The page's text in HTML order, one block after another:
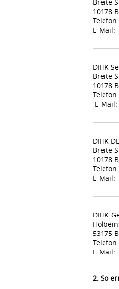
Breite
10178
E-Mail:
DIHK
Breite
10178
E-Mail:
DIHK
Breite
10178
E-Mail:
DIHK-
53175
E-Mail:
2. So